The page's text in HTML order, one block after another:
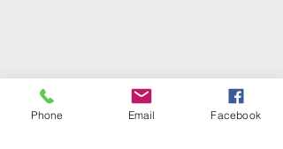
Phone Email Facebook